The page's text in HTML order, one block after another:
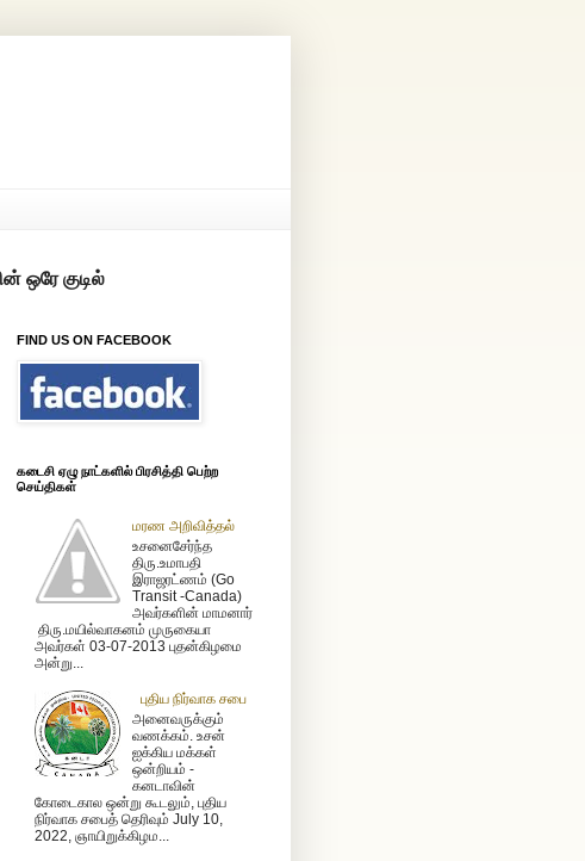
FIND US ON FACEBOOK
கடைசி ஏழு நாட்களில் பிரசித்தி பெற்ற
செய்திகள்
மரண அறிவித்தல்
உசனைசேர்ந்த
திரு.உமாபதி
இராஜரட்ணம் (Go
Transit -Canada)
அவர்களின் மாமனார்
திரு.மயில்வாகனம் முருகையா
அவர்கள் 03-07-2013 புதன்கிழமை
அன்று...
புதிய நிர்வாக சபை
அனைவருக்கும்
வணக்கம். உசன்
ஐக்கிய மக்கள்
ஒன்றியம் -
கனடாவின்
கோடைகால ஒன்று கூடலும், புதிய
நிர்வாக சபைத் தெரிவும் July 10,
2022, ஞாயிறுக்கிழம...